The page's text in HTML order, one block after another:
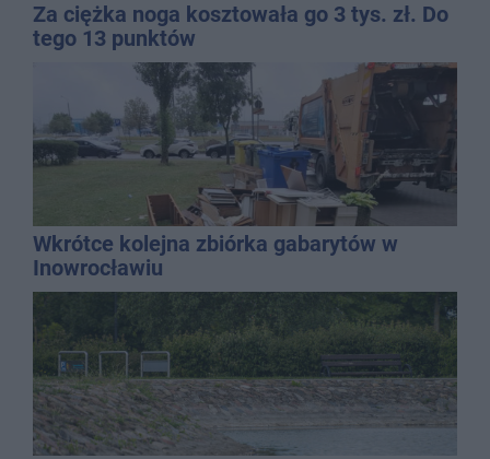
Za ciężka noga kosztowała go 3 tys. zł. Do
tego 13 punktów
Wkrótce kolejna zbiórka gabarytów w
Inowrocławiu